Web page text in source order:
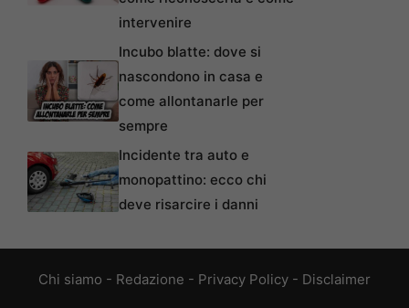
intervenire
Incubo blatte: dove si
nascondono in casa e
come allontanarle per
sempre
Incidente tra auto e
monopattino: ecco chi
deve risarcire i danni
Chi siamo - Redazione - Privacy Policy - Disclaimer